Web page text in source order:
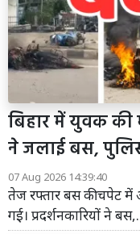
बिहार में युवक की
ने जलाई बस,
07 Aug 2026 14:39:40
तेज रफ्तार बस की चपेट में
गई। प्रदर्शनकारियों ने